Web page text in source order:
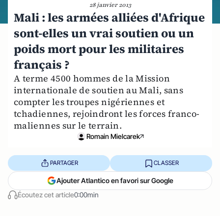
28 janvier 2013
Mali : les armées alliées d'Afrique
sont-elles un vrai soutien ou un
poids mort pour les militaires
français ?
A terme 4500 hommes de la Mission
internationale de soutien au Mali, sans
compter les troupes nigériennes et
tchadiennes, rejoindront les forces franco-
maliennes sur le terrain.
Romain Mielcarek
Écoutez cet article0:00min
PARTAGER CLASSER
Ajouter Atlantico en favori sur Google